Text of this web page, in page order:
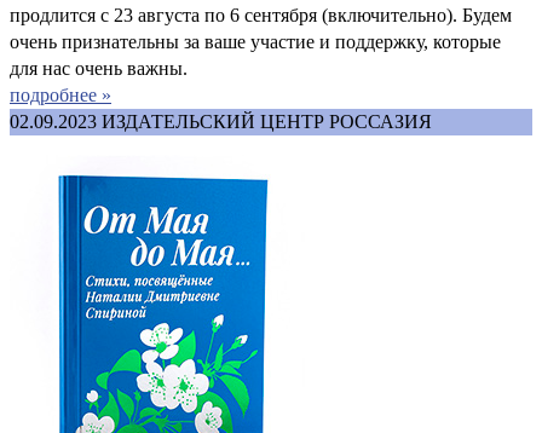
продлится с 23 августа по 6 сентября (включительно). Будем
очень признательны за ваше участие и поддержку, которые
для нас очень важны.
подробнее »
02.09.2023 ИЗДАТЕЛЬСКИЙ ЦЕНТР РОССАЗИЯ